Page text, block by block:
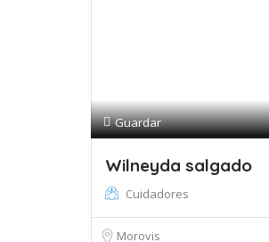
Guardar
Wilneyda salgado
Cuidadores
Morovis